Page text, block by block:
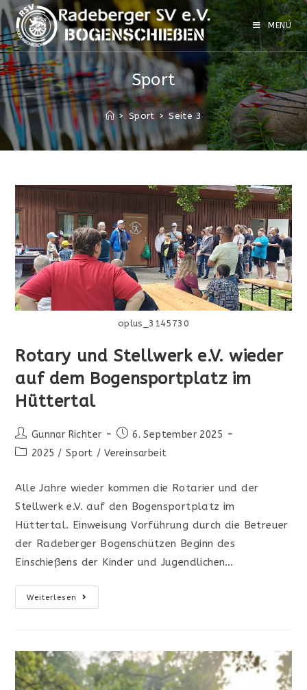
Zum
Inhalt
springen
MENÜ
Sport
> Sport > Seite 3
oplus_3145730
Rotary und Stellwerk e.V. wieder
auf dem Bogensportplatz im
Hüttertal
Beitrags-
Autor:
Gunnar Richter
Beitrag
veröffentlicht:
6. September 2025
Beitrags-
2025 / Sport / Vereinsarbeit
Alle Jahre wieder kommen die Rotarier und der
Stellwerk e.V. auf den Bogensportplatz im
Hüttertal. Einweisung Vorführung durch die Betreuer
der Radeberger Bogenschützen Beginn des
Einschießens der Kinder und Jugendlichen…
Weiterlesen
Rotary
Und
Dem
Bogensportplatz
Im
Hüttertal